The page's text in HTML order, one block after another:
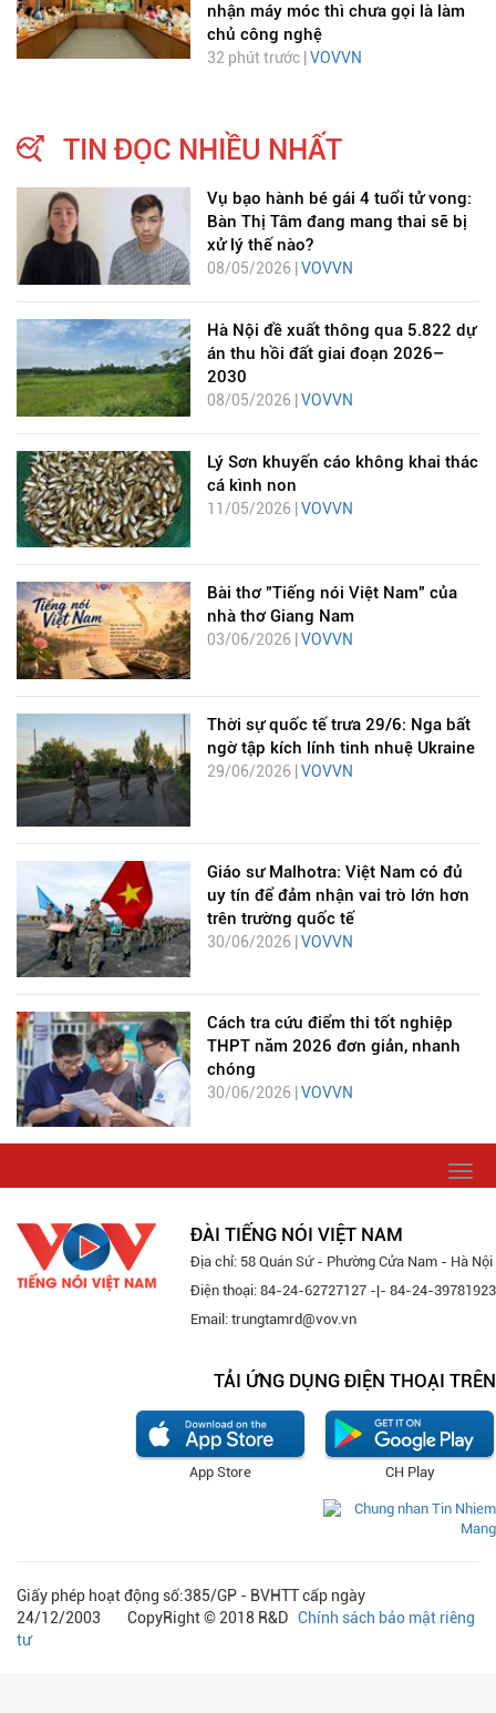
nhận máy móc thì chưa gọi là làm
chủ công nghệ
32 phút trước | VOVVN
TIN ĐỌC NHIỀU NHẤT
Vụ bạo hành bé gái 4 tuổi tử vong:
Bàn Thị Tâm đang mang thai sẽ bị
xử lý thế nào?
08/05/2026 | VOVVN
Hà Nội đề xuất thông qua 5.822 dự
án thu hồi đất giai đoạn 2026–
2030
08/05/2026 | VOVVN
Lý Sơn khuyến cáo không khai thác
cá kình non
11/05/2026 | VOVVN
Bài thơ "Tiếng nói Việt Nam" của
nhà thơ Giang Nam
03/06/2026 | VOVVN
Thời sự quốc tế trưa 29/6: Nga bất
ngờ tập kích lính tinh nhuệ Ukraine
29/06/2026 | VOVVN
Giáo sư Malhotra: Việt Nam có đủ
uy tín để đảm nhận vai trò lớn hơn
trên trường quốc tế
30/06/2026 | VOVVN
Cách tra cứu điểm thi tốt nghiệp
THPT năm 2026 đơn giản, nhanh
chóng
30/06/2026 | VOVVN
ĐÀI TIẾNG NÓI VIỆT NAM
Địa chỉ: 58 Quán Sứ - Phường Cửa Nam - Hà Nội
Điện thoại: 84-24-62727127 -|- 84-24-39781923
Email: trungtamrd@vov.vn
TẢI ỨNG DỤNG ĐIỆN THOẠI TRÊN
CH Play
App Store
Giấy phép hoạt động số:385/GP - BVHTT cấp ngày
24/12/2003 CopyRight © 2018 R&D Chính sách bảo mật riêng
tư